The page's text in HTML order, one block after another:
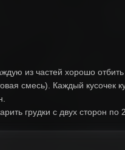
из частей хорошо
смесь). Каждый кусочек
грудки с двух сторон по